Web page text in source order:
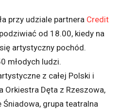
przy udziale partnera Credit
od 18.00, kiedy na
artystyczny pochód.
młodych ludzi.
z całej Polski i
Orkiestra Dęta z Rzeszowa,
Śniadowa, grupa teatralna